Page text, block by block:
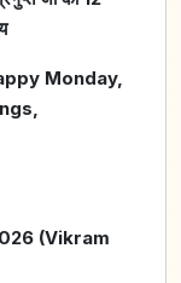
Monday,
(Vikram